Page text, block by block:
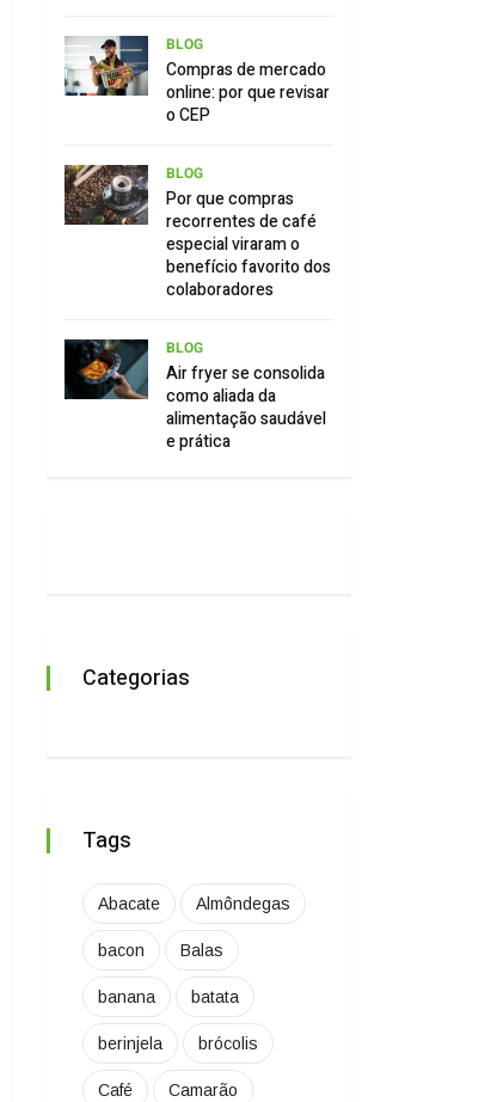
BLOG
Compras de mercado
online: por que revisar
o CEP
BLOG
Por que compras
recorrentes de café
especial viraram o
benefício favorito dos
colaboradores
BLOG
Air fryer se consolida
como aliada da
alimentação saudável
e prática
Categorias
Tags
Abacate Almôndegas
bacon Balas
banana batata
berinjela brócolis
Café Camarão